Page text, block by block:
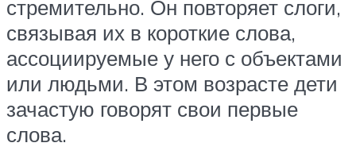
стремительно. Он повторяет слоги,
связывая их в короткие слова,
ассоциируемые у него с объектами
или людьми. В этом возрасте дети
зачастую говорят свои первые
слова.